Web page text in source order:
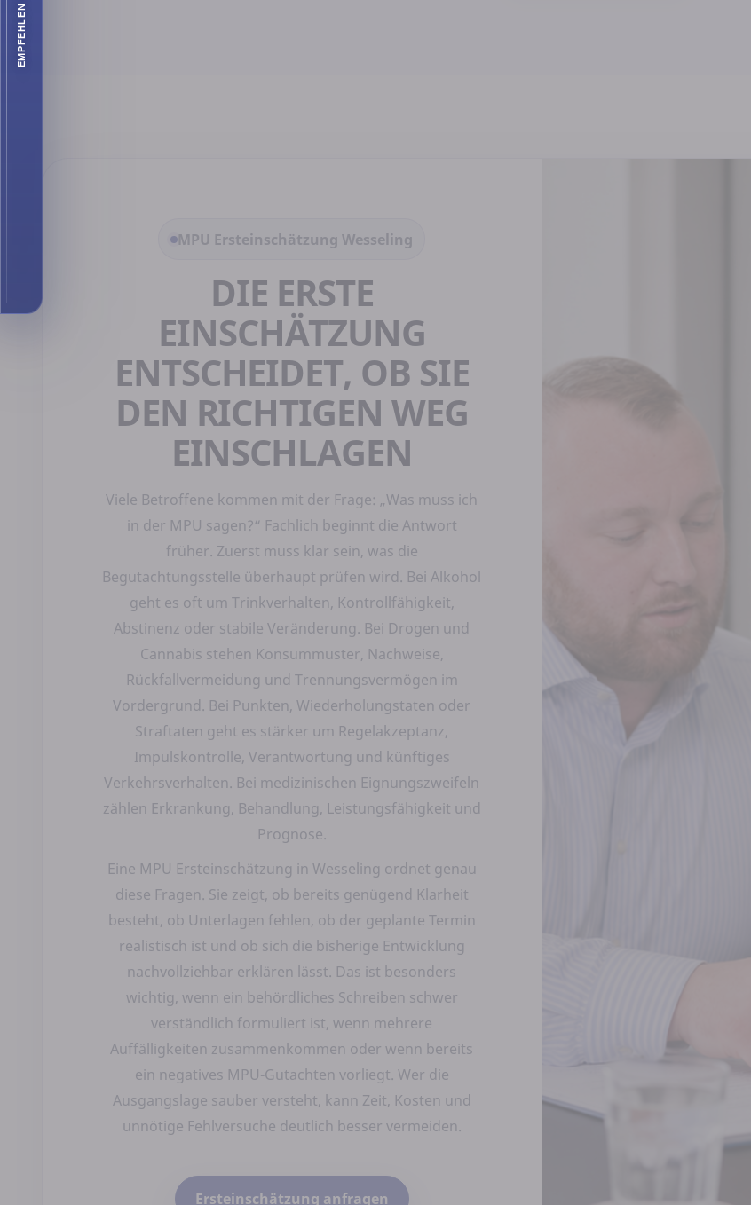
MPU Ersteinschätzung Wesseling
DIE ERSTE
EINSCHÄTZUNG
ENTSCHEIDET, OB SIE
DEN RICHTIGEN WEG
EINSCHLAGEN
Viele Betroffene kommen mit der Frage: „Was muss ich
in der MPU sagen?“ Fachlich beginnt die Antwort
früher. Zuerst muss klar sein, was die
Begutachtungsstelle überhaupt prüfen wird. Bei Alkohol
geht es oft um Trinkverhalten, Kontrollfähigkeit,
Abstinenz oder stabile Veränderung. Bei Drogen und
Cannabis stehen Konsummuster, Nachweise,
Rückfallvermeidung und Trennungsvermögen im
Vordergrund. Bei Punkten, Wiederholungstaten oder
Straftaten geht es stärker um Regelakzeptanz,
Impulskontrolle, Verantwortung und künftiges
Verkehrsverhalten. Bei medizinischen Eignungszweifeln
zählen Erkrankung, Behandlung, Leistungsfähigkeit und
Prognose.
Eine MPU Ersteinschätzung in Wesseling ordnet genau
diese Fragen. Sie zeigt, ob bereits genügend Klarheit
besteht, ob Unterlagen fehlen, ob der geplante Termin
realistisch ist und ob sich die bisherige Entwicklung
nachvollziehbar erklären lässt. Das ist besonders
wichtig, wenn ein behördliches Schreiben schwer
verständlich formuliert ist, wenn mehrere
Auffälligkeiten zusammenkommen oder wenn bereits
ein negatives MPU-Gutachten vorliegt. Wer die
Ausgangslage sauber versteht, kann Zeit, Kosten und
unnötige Fehlversuche deutlich besser vermeiden.
Ersteinschätzung anfragen